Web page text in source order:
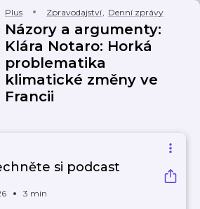
Plus Zpravodajství, Denní zprávy
Názory a argumenty:
Klára Notaro: Horká
problematika
klimatické změny ve
Francii
si podcast
3 min